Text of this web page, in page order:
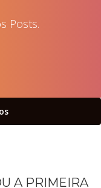
Posts.
A PRIMEIRA